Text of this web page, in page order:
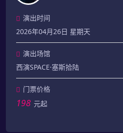
演出时间
2026年04月26日 星期天
演出场馆
西演SPACE·塞斯拾陆
门票价格
198 元起